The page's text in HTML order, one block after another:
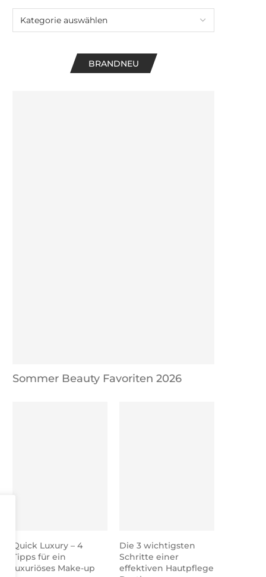
BRANDNEU
Sommer Beauty Favoriten 2026
Quick Luxury – 4
Tipps für ein
luxuriöses Make-up
Die 3 wichtigsten
Schritte einer
effektiven Hautpflege